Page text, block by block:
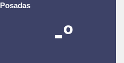
Posadas
-º